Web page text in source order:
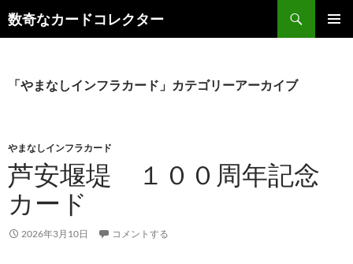
ン
キ
プ
数奇なカードコレクター
検
索
「やまなしインフラカード」カテゴリーアーカイブ
やまなしインフラカード
芦安堰堤 １００周年記念
カード
2026年3月10日 コメントする